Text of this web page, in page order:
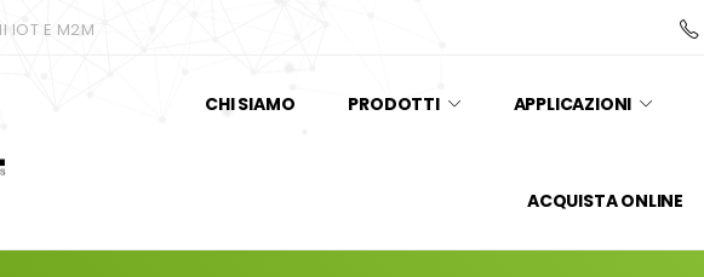
IOT E M2M
CHI SIAMO PRODOTTI APPLICAZIONI
ACQUISTA ONLINE